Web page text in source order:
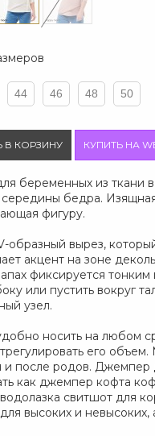
44 46 48 50
В КОРЗИНУ КУПИТЬ НА
беременных из ткани
бедра.
фигуру.
образный вырез,
акцент на зоне
фиксируется
или пустить вокруг
узел.
носить на любом
его
и после родов.
как джемпер кофта
свитшот для
высоких и невысоких,